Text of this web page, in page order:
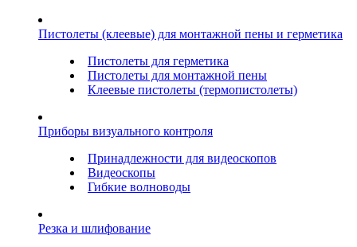
Пистолеты (клеевые) для монтажной пены и герметика
Пистолеты для герметика
Пистолеты для монтажной пены
Клеевые пистолеты (термопистолеты)
Приборы визуального контроля
Принадлежности для видеоскопов
Видеоскопы
Гибкие волноводы
Резка и шлифование